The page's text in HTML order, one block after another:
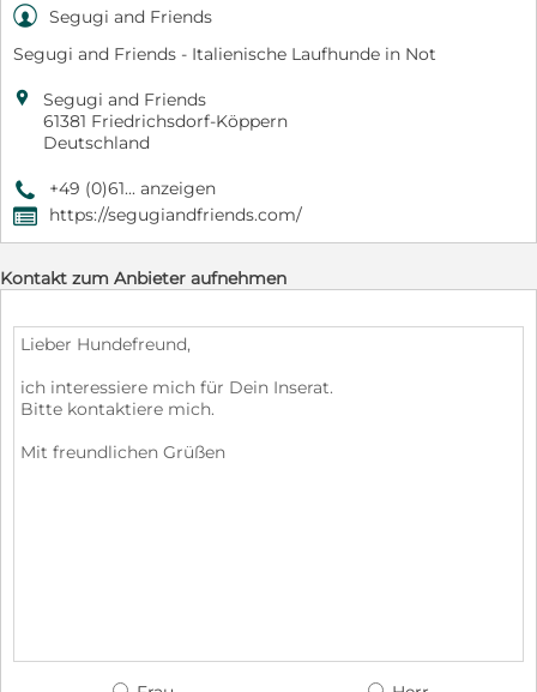
 Segugi and Friends
Segugi and Friends - Italienische Laufhunde in Not

Segugi and Friends
61381 Friedrichsdorf-Köppern
Deutschland
9 +49 (0)61... anzeigen
, https://segugiandfriends.com/
Kontakt zum Anbieter aufnehmen